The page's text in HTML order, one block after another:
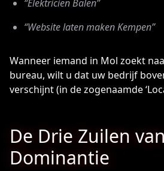
“Elektricien Balen”
“Website laten maken Kempen”
Wanneer iemand in Mol zoekt
bureau, wilt u dat uw bedrijf
verschijnt (in de zogenaamde
De Drie Zuilen
Dominantie